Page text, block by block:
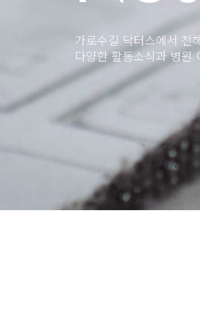
가로수길 닥터스에서 전
다양한 활동소식과 병원